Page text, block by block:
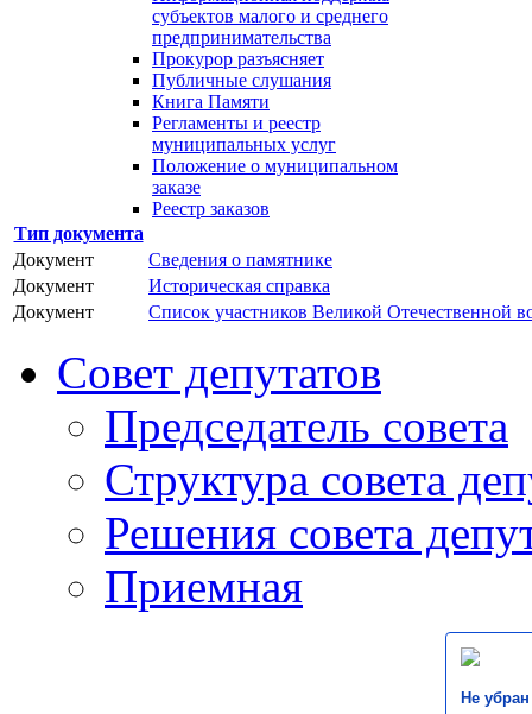
субъектов малого и среднего
предпринимательства
Прокурор разъясняет
Публичные слушания
Книга Памяти
Регламенты и реестр
муниципальных услуг
Положение о муниципальном
заказе
Реестр заказов
Тип документа
Документ
Сведения о памятнике
Документ
Историческая справка
Документ
Список участников Великой Отечественной
Совет депутатов
Председатель совета
Структура совета
Решения совета
Приемная
Не